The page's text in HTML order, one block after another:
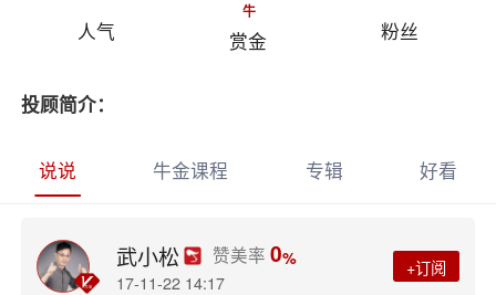
人气
牛
赏金 粉丝
投顾简介：
说说 牛金课程 专辑 好看
武小松 赞美率 0%
17-11-22 14:17
+订阅